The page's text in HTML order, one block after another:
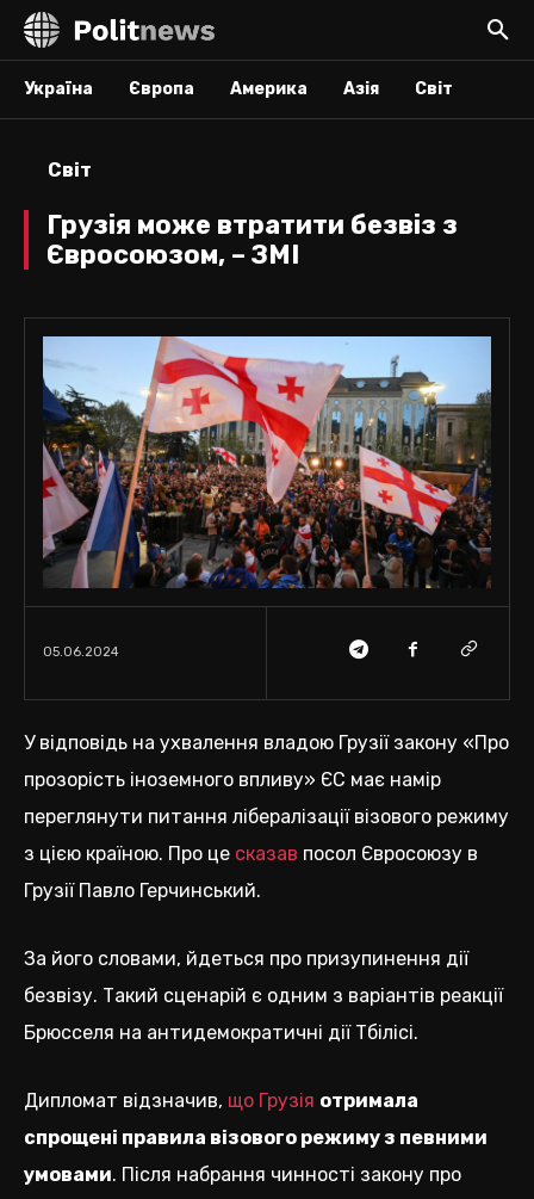
Україна Європа Америка Азія Світ
Світ
Грузія може втратити безвіз з
Євросоюзом, – ЗМІ
05.06.2024
У відповідь на ухвалення владою Грузії закону «Про
прозорість іноземного впливу» ЄС має намір
переглянути питання лібералізації візового режиму
з цією країною. Про це сказав посол Євросоюзу в
Грузії Павло Герчинський.
За його словами, йдеться про призупинення дії
безвізу. Такий сценарій є одним з варіантів реакції
Брюсселя на антидемократичні дії Тбілісі.
Дипломат відзначив, що Грузія отримала
спрощені правила візового режиму з певними
умовами. Після набрання чинності закону про